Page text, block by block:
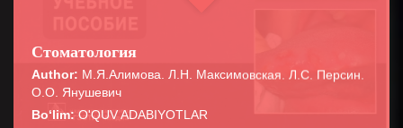
Стоматология
Author: М.Я.Алимова. Л.Н. Максимовская. Л.С. Персин.
О.О. Янушевич
Bo‘lim: O'QUV ADABIYOTLAR